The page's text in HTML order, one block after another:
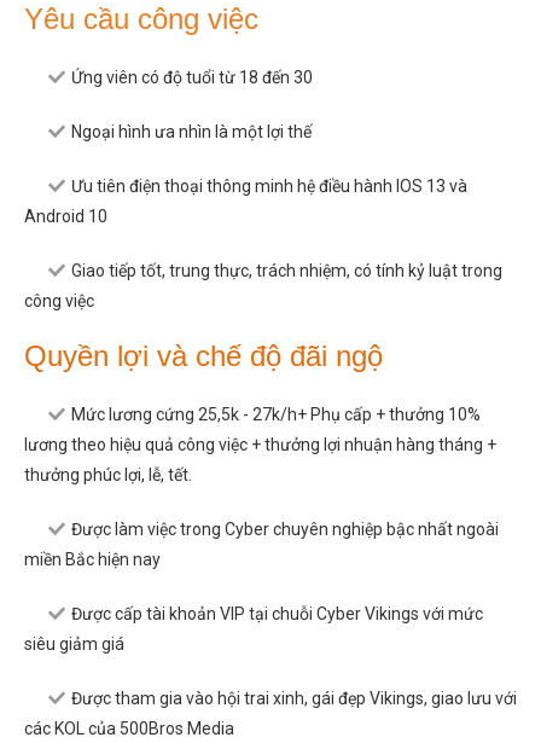
Yêu cầu công việc
Ứng viên có độ tuổi từ 18 đến 30
Ngoại hình ưa nhìn là một lợi thế
Ưu tiên điện thoại thông minh hệ điều hành IOS 13 và
Android 10
Giao tiếp tốt, trung thực, trách nhiệm, có tính kỷ luật trong
công việc
Quyền lợi và chế độ đãi ngộ
Mức lương cứng 25,5k - 27k/h+ Phụ cấp + thưởng 10%
lương theo hiệu quả công việc + thưởng lợi nhuận hàng tháng +
thưởng phúc lợi, lễ, tết.
Được làm việc trong Cyber chuyên nghiệp bậc nhất ngoài
miền Bắc hiện nay
Được cấp tài khoản VIP tại chuỗi Cyber Vikings với mức
siêu giảm giá
Được tham gia vào hội trai xinh, gái đẹp Vikings, giao lưu với
các KOL của 500Bros Media